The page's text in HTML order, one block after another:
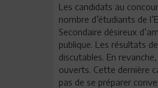
Les candidats au
nombre d’étudiants de
Secondaire désireux
publique. Les résultats
discutables. En
ouverts. Cette dernière
pas de se préparer